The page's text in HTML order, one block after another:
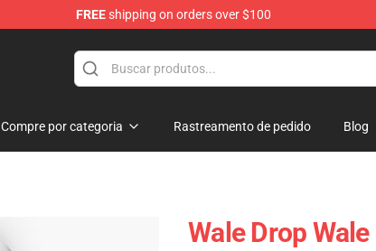
FREEshipping on orders over $100
Compre por categoria Rastreamento de pedido Blog
Wale Drop